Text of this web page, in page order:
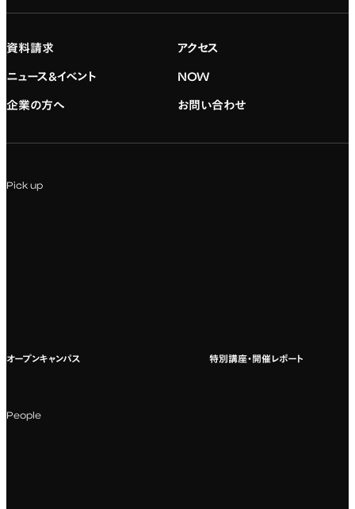
デジタルハリウッド校友会
専門：グラフィックデザイン
海外への留学
就職実績
アドミッション・ポリシー
資料請求 アクセス
ニュース&イベント NOW
企業の方へ お問い合わせ
Pick up
オープンキャンパス 特別講座・開催レポート
People